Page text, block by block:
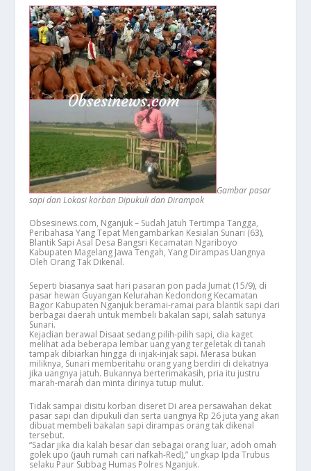
Gambar pasar
sapi dan Lokasi korban Dipukuli dan Dirampok
Obsesinews.com, Nganjuk – Sudah Jatuh Tertimpa Tangga,
Peribahasa Yang Tepat Mengambarkan Kesialan Sunari (63),
Blantik Sapi Asal Desa Bangsri Kecamatan Ngariboyo
Kabupaten Magelang Jawa Tengah, Yang Dirampas Uangnya
Oleh Orang Tak Dikenal.
Seperti biasanya saat hari pasaran pon pada Jumat (15/9), di
pasar hewan Guyangan Kelurahan Kedondong Kecamatan
Bagor Kabupaten Nganjuk beramai-ramai para blantik sapi dari
berbagai daerah untuk membeli bakalan sapi, salah satunya
Sunari.
Kejadian berawal Disaat sedang pilih-pilih sapi, dia kaget
melihat ada beberapa lembar uang yang tergeletak di tanah
tampak dibiarkan hingga di injak-injak sapi. Merasa bukan
miliknya, Sunari memberitahu orang yang berdiri di dekatnya
jika uangnya jatuh. Bukannya berterimakasih, pria itu justru
marah-marah dan minta dirinya tutup mulut.
Tidak sampai disitu korban diseret Di area persawahan dekat
pasar sapi dan dipukuli dan serta uangnya Rp 26 juta yang akan
dibuat membeli bakalan sapi dirampas orang tak dikenal
tersebut.
“Sadar jika dia kalah besar dan sebagai orang luar, adoh omah
golek upo (jauh rumah cari nafkah-Red),” ungkap Ipda Trubus
selaku Paur Subbag Humas Polres Nganjuk.